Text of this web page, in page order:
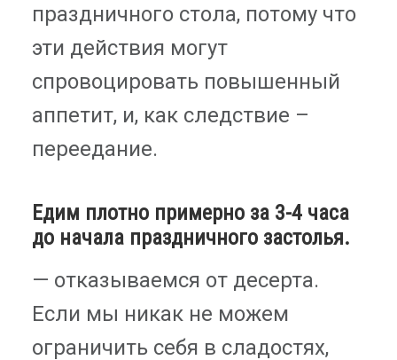
праздничного стола, потому что
эти действия могут
спровоцировать повышенный
аппетит, и, как следствие –
переедание.
Едим плотно примерно за 3-4 часа
до начала праздничного застолья.
— отказываемся от десерта.
Если мы никак не можем
ограничить себя в сладостях,